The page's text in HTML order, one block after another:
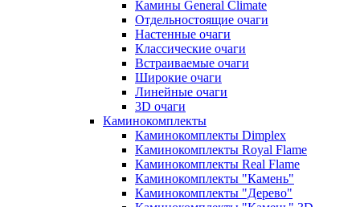
Камины General Climate
Отдельностоящие очаги
Настенные очаги
Классические очаги
Встраиваемые очаги
Широкие очаги
Линейные очаги
3D очаги
Каминокомплекты
Каминокомплекты Dimplex
Каминокомплекты Royal Flame
Каминокомплекты Real Flame
Каминокомплекты "Камень"
Каминокомплекты "Дерево"